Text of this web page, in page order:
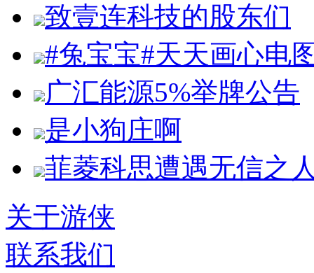
致壹连科技的股东们
#兔宝宝#天天画心电
广汇能源5%举牌公告
是小狗庄啊
菲菱科思遭遇无信之
关于游侠
联系我们